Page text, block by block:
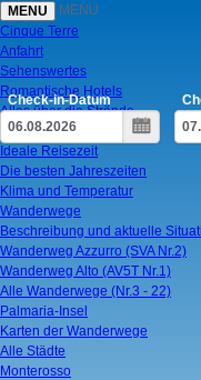
MENU
MENU
Cinque Terre
Anfahrt
Sehenswertes
Romantische Hotels
Alles über die Strände
Ein-Tages-Trip
Ideale Reisezeit
Die besten Jahreszeiten
Klima und Temperatur
Wanderwege
Beschreibung und aktuelle
Wanderweg Azzurro (SVA Nr.2)
Wanderweg Alto (AV5T Nr.1)
Alle Wanderwege (Nr.3 - 22)
Palmaria-Insel
Karten der Wanderwege
Alle Städte
Monterosso
Check-in-Datum